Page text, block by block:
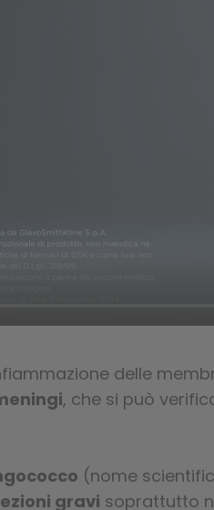
delle
, che si può
(nome
gravi soprattutto